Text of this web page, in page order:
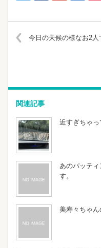
今日の天候の様なお2人
関連記事
近すぎちゃっ
あのパッテ
す。
美寿々ちゃん